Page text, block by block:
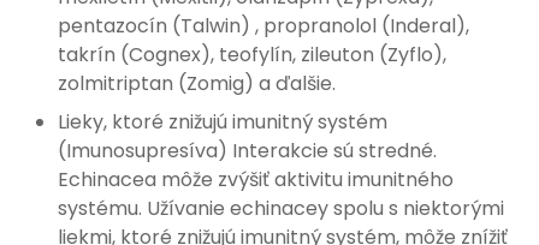
pentazocín (Talwin) , propranolol (Inderal),
takrín (Cognex), teofylín, zileuton (Zyflo),
zolmitriptan (Zomig) a ďalšie.
Lieky, ktoré znižujú imunitný systém
(Imunosupresíva) Interakcie sú stredné.
Echinacea môže zvýšiť aktivitu imunitného
systému. Užívanie echinacey spolu s niektorými
liekmi, ktoré znižujú imunitný systém, môže znížiť